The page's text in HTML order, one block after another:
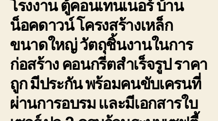
โรงงาน ตู้คอนเทนเนอร์ บ้าน
น็อคดาวน์ โครงสร้างเหล็ก
ขนาดใหญ่ วัตถุชิ้นงานในการ
ก่อสร้าง คอนกรีตสำเร็จรูป ราคา
ถูก มีประกัน พร้อมคนขับเครนที่
ผ่านการอบรม และมีเอกสารใบ